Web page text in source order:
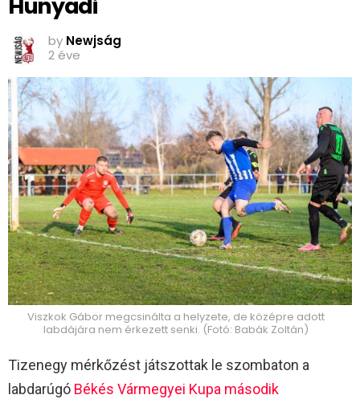
by Newjság
2 éve
Viszkok Gábor megcsinálta a helyzete, de középre adott
labdájára nem érkezett senki. (Fotó: Babák Zoltán)
Tizenegy mérkőzést játszottak le szombaton a
labdarúgó Békés Vármegyei Kupa második